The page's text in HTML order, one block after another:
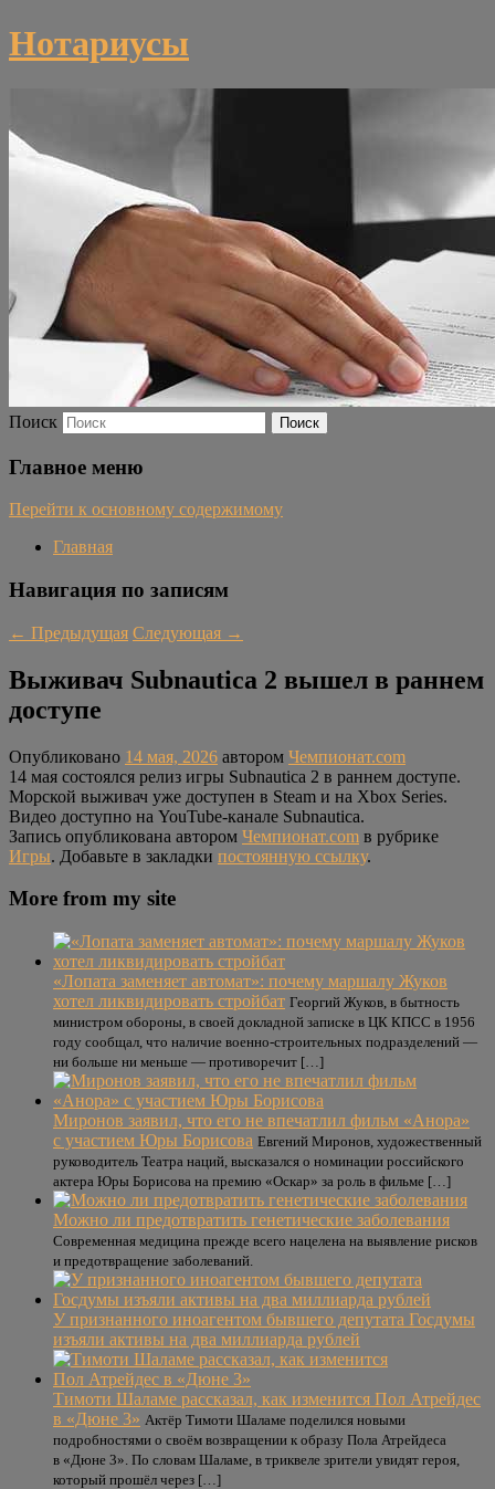
Нотариусы
Поиск
Главное меню
Перейти к основному содержимому
Главная
Навигация по записям
← Предыдущая Следующая →
Выживач Subnautica 2 вышел в раннем
доступе
Опубликовано 14 мая, 2026 автором Чемпионат.com
14 мая состоялся релиз игры Subnautica 2 в раннем доступе.
Морской выживач уже доступен в Steam и на Xbox Series.
Видео доступно на YouTube-канале Subnautica.
Запись опубликована автором Чемпионат.com в рубрике
Игры. Добавьте в закладки постоянную ссылку.
More from my site
«Лопата заменяет автомат»: почему маршалу Жуков
хотел ликвидировать стройбат Георгий Жуков, в бытность
министром обороны, в своей докладной записке в ЦК КПСС в 1956
году сообщал, что наличие военно-строительных подразделений —
ни больше ни меньше — противоречит […]
Миронов заявил, что его не впечатлил фильм «Анора»
с участием Юры Борисова Евгений Миронов, художественный
руководитель Театра наций, высказался о номинации российского
актера Юры Борисова на премию «Оскар» за роль в фильме […]
Можно ли предотвратить генетические заболевания
Современная медицина прежде всего нацелена на выявление рисков
и предотвращение заболеваний.
У признанного иноагентом бывшего депутата Госдумы
изъяли активы на два миллиарда рублей
Тимоти Шаламе рассказал, как изменится Пол Атрейдес
в «Дюне 3» Актёр Тимоти Шаламе поделился новыми
подробностями о своём возвращении к образу Пола Атрейдеса
в «Дюне 3». По словам Шаламе, в триквеле зрители увидят героя,
который прошёл через […]